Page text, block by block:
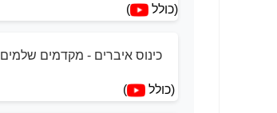
(כולל )
כינוס איברים - מקדמים שלמים
(כולל )